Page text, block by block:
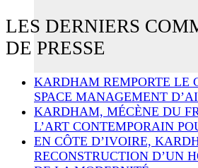
LES DERNIERS
DE PRESSE
KARDHAM REMPORTE LE
SPACE MANAGEMENT
KARDHAM, MÉCÈNE DU
L’ART CONTEMPORAIN
EN CÔTE D’IVOIRE,
RECONSTRUCTION D’UN